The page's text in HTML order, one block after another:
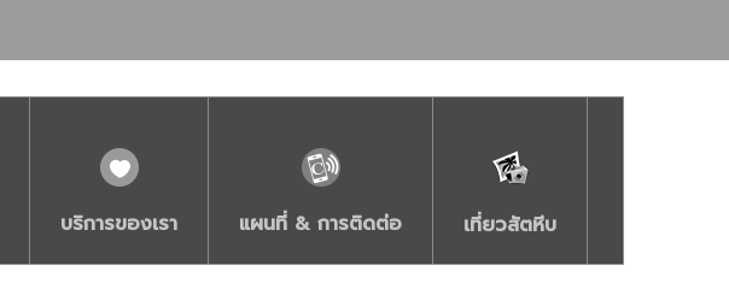
บริการของเรา แผนที่ & การติดต่อ เที่ยวสัตหีบ